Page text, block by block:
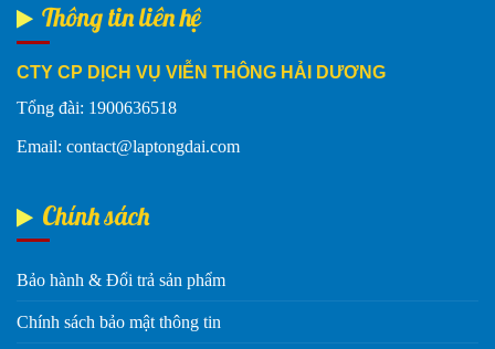
Thông tin liên hệ
CTY CP DỊCH VỤ VIỄN THÔNG HẢI DƯƠNG
Tổng đài: 1900636518
Email: contact@laptongdai.com
Chính sách
Bảo hành & Đổi trả sản phẩm
Chính sách bảo mật thông tin